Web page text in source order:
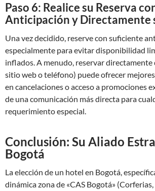
Paso 6: Realice su Reserva
Anticipación y Directamente
Una vez decidido, reserve con suficiente
especialmente para evitar disponibilidad
inflados. A menudo, reservar directamente
sitio web o teléfono) puede ofrecer
en cancelaciones o acceso a promociones
de una comunicación más directa para
requerimiento especial.
Conclusión: Su Aliado
Bogotá
La elección de un hotel en Bogotá,
dinámica zona de «CAS Bogotá»